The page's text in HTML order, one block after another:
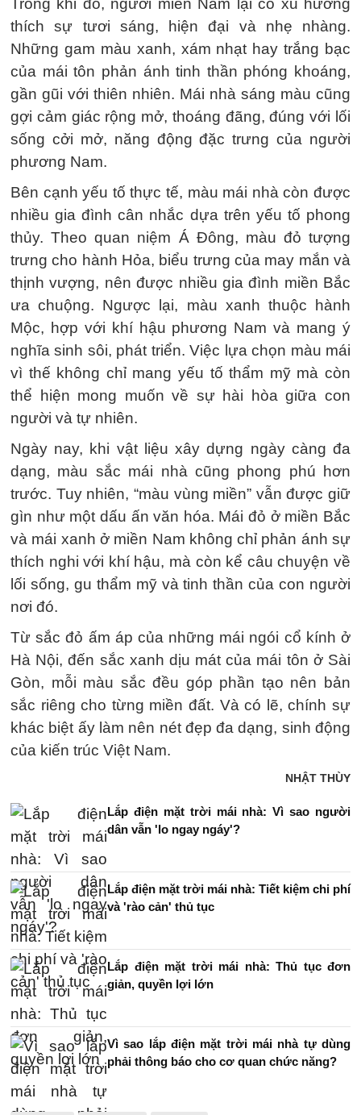
Trong khi đó, người miền Nam lại có xu hướng
thích sự tươi sáng, hiện đại và nhẹ nhàng.
Những gam màu xanh, xám nhạt hay trắng bạc
của mái tôn phản ánh tinh thần phóng khoáng,
gần gũi với thiên nhiên. Mái nhà sáng màu cũng
gợi cảm giác rộng mở, thoáng đãng, đúng với lối
sống cởi mở, năng động đặc trưng của người
phương Nam.
Bên cạnh yếu tố thực tế, màu mái nhà còn được
nhiều gia đình cân nhắc dựa trên yếu tố phong
thủy. Theo quan niệm Á Đông, màu đỏ tượng
trưng cho hành Hỏa, biểu trưng của may mắn và
thịnh vượng, nên được nhiều gia đình miền Bắc
ưa chuộng. Ngược lại, màu xanh thuộc hành
Mộc, hợp với khí hậu phương Nam và mang ý
nghĩa sinh sôi, phát triển. Việc lựa chọn màu mái
vì thế không chỉ mang yếu tố thẩm mỹ mà còn
thể hiện mong muốn về sự hài hòa giữa con
người và tự nhiên.
Ngày nay, khi vật liệu xây dựng ngày càng đa
dạng, màu sắc mái nhà cũng phong phú hơn
trước. Tuy nhiên, “màu vùng miền” vẫn được giữ
gìn như một dấu ấn văn hóa. Mái đỏ ở miền Bắc
và mái xanh ở miền Nam không chỉ phản ánh sự
thích nghi với khí hậu, mà còn kể câu chuyện về
lối sống, gu thẩm mỹ và tinh thần của con người
nơi đó.
Từ sắc đỏ ấm áp của những mái ngói cổ kính ở
Hà Nội, đến sắc xanh dịu mát của mái tôn ở Sài
Gòn, mỗi màu sắc đều góp phần tạo nên bản
sắc riêng cho từng miền đất. Và có lẽ, chính sự
khác biệt ấy làm nên nét đẹp đa dạng, sinh động
của kiến trúc Việt Nam.
NHẬT THÙY
Lắp điện mặt trời mái nhà: Vì sao người
dân vẫn 'lo ngay ngáy'?
Lắp điện mặt trời mái nhà: Tiết kiệm chi phí
và 'rào cản' thủ tục
Lắp điện mặt trời mái nhà: Thủ tục đơn
giản, quyền lợi lớn
Vì sao lắp điện mặt trời mái nhà tự dùng
phải thông báo cho cơ quan chức năng?